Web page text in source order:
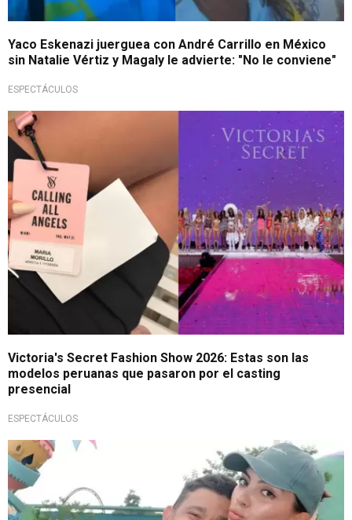
Yaco Eskenazi juerguea con André Carrillo en México
sin Natalie Vértiz y Magaly le advierte: "No le conviene"
ESPECTÁCULOS
Pasarela internacional
Victoria's Secret Fashion Show 2026: Estas son las
modelos peruanas que pasaron por el casting
presencial
ESPECTÁCULOS
Inesperada confesión